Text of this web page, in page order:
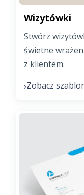
Wizytówki
Stwórz
świetne
z klientem.
›Zobacz